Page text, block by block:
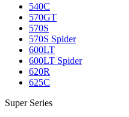
540C
570GT
570S
570S Spider
600LT
600LT Spider
620R
625C
Super Series